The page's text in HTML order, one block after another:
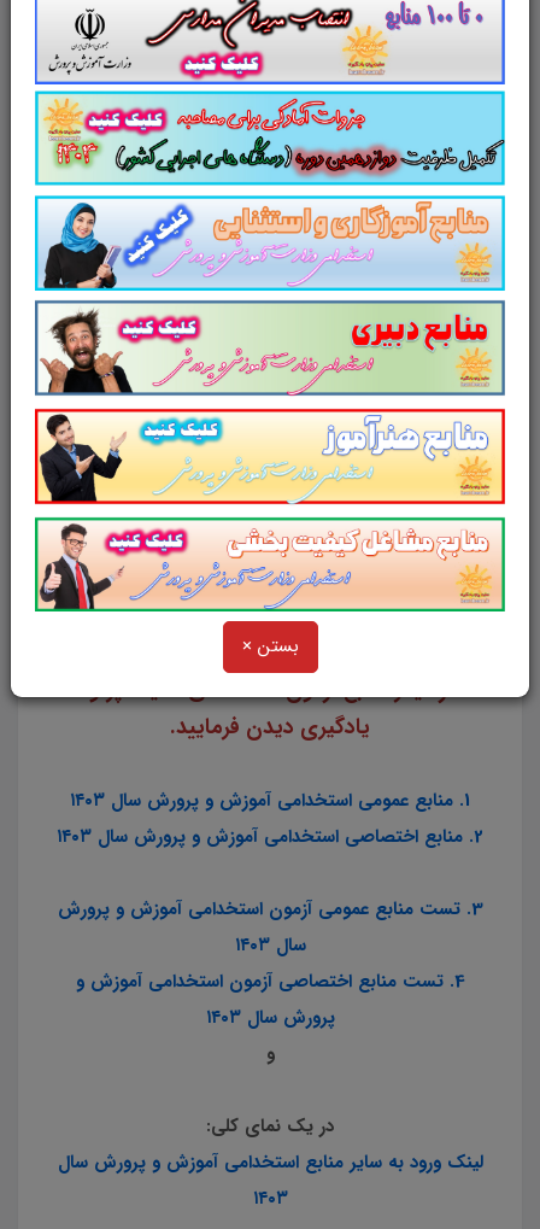
بستن ×
10 ) راهنماي معلم رياضي و آمار 3/كد كتاب: 112363
11 ) راهنماي معلم رياضي(3)/كد كتاب: 112364
12 ) راهنماي معلم هندسه 3/كد كتاب: 112365
13 ) راهنماي معلم حسابان(2)/كد كتاب: 112381
14 ) ررياضي پايه هفتم وهشتم (سال اول دوره اول
متوسطه)/كد كتاب: 103
15 ) كتاب معلم رياضي نهم دوره اول متوسطه/كد كتاب:
89
مجموعه منابع آزمون استخدامی آموزش و پرورش
مطابق با دفترچه راهنمای ثبت نام آزمون
استخدام مشاغل آموزگار - دبیر و هنرآموز سال
1403
از دیگر منابع آزمون استخدامی سایت پرتو
یادگیری دیدن فرمایید.
1. منابع عمومی استخدامی آموزش و پرورش سال ۱۴۰۳
2. منابع اختصاصی استخدامی آموزش و پرورش سال ۱۴۰۳
3. تست منابع عمومی آزمون استخدامی آموزش و پرورش
سال ۱۴۰۳
4. تست منابع اختصاصی آزمون استخدامی آموزش و
پرورش سال ۱۴۰۳
و
در یک نمای کلی:
لینک ورود به سایر منابع استخدامی آموزش و پرورش سال
۱۴۰۳